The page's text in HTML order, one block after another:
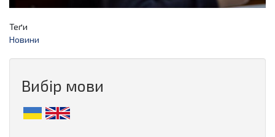
Теґи
Новини
Вибір мови